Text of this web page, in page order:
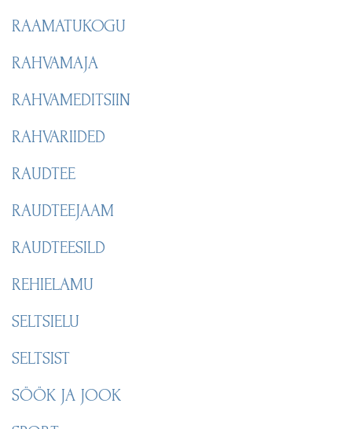
RAAMATUKOGU
RAHVAMAJA
RAHVAMEDITSIIN
RAHVARIIDED
RAUDTEE
RAUDTEEJAAM
RAUDTEESILD
REHIELAMU
SELTSIELU
SELTSIST
SÖÖK JA JOOK